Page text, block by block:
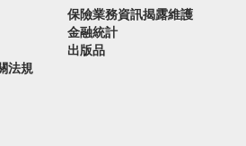
法規
保險業務資訊揭露維護
金融統計
出版品